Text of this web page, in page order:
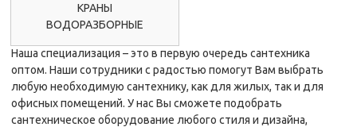
КРАНЫ
ВОДОРАЗБОРНЫЕ
Наша специализация – это в первую очередь сантехника
оптом. Наши сотрудники с радостью помогут Вам выбрать
любую необходимую сантехнику, как для жилых, так и для
офисных помещений. У нас Вы сможете подобрать
сантехническое оборудование любого стиля и дизайна,